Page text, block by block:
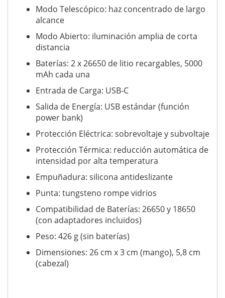
Modo Telescópico: haz concentrado de largo
alcance
Modo Abierto: iluminación amplia de corta
distancia
Baterías: 2 x 26650 de litio recargables, 5000
mAh cada una
Entrada de Carga: USB-C
Salida de Energía: USB estándar (función
power bank)
Protección Eléctrica: sobrevoltaje y subvoltaje
Protección Térmica: reducción automática de
intensidad por alta temperatura
Empuñadura: silicona antideslizante
Punta: tungsteno rompe vidrios
Compatibilidad de Baterías: 26650 y 18650
(con adaptadores incluidos)
Peso: 426 g (sin baterías)
Dimensiones: 26 cm x 3 cm (mango), 5,8 cm
(cabezal)